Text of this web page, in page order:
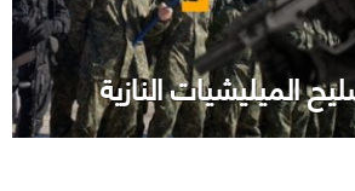
الميليشيات النازية